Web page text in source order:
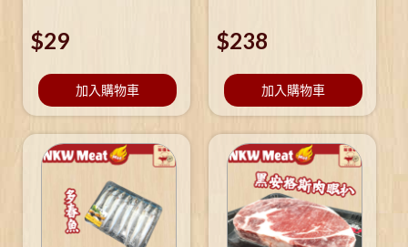
$29
加入購物車
$238
加入購物車